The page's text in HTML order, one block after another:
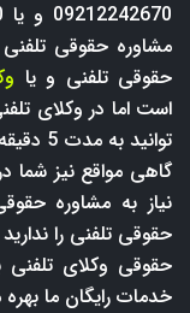
مشاوره حقوقی
حقوقی تلفنی و یا
گاهی مواقع نیز شما
نیاز به مشاوره
حقوقی تلفنی را
حقوقی وکلای
خدمات رایگان ما